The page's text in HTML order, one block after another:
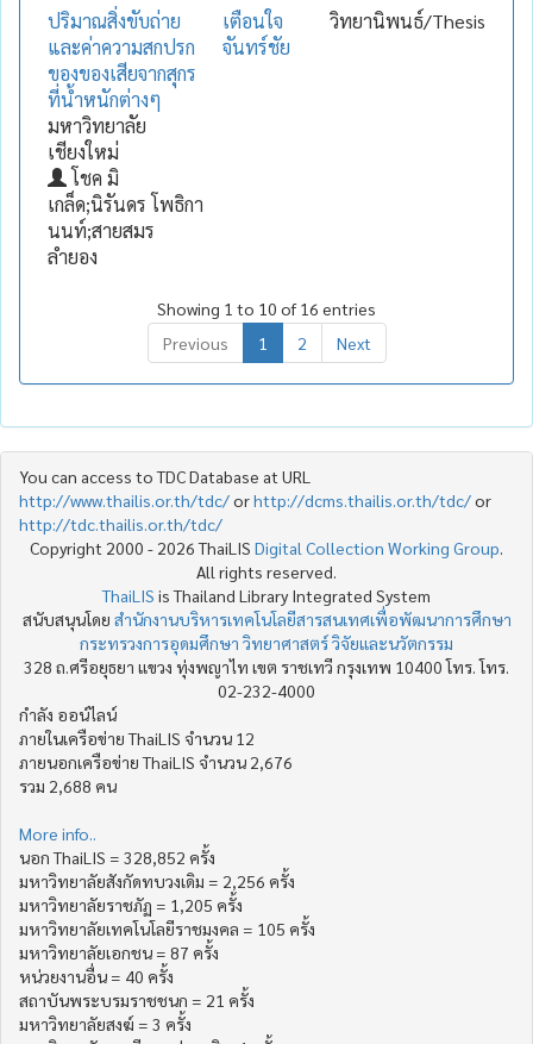
ปริมาณสิ่งขับถ่าย
และค่าความสกปรก
ของของเสียจากสุกร
ที่น้ำหนักต่างๆ
มหาวิทยาลัย
เชียงใหม่
โชค มิ
เกล็ด;นิรันดร โพธิกา
นนท์;สายสมร
ลำยอง
เตือนใจ
จันทร์ชัย
วิทยานิพนธ์/Thesis
Showing 1 to 10 of 16 entries
Previous
1 2 Next
You can access to TDC Database at URL
http://www.thailis.or.th/tdc/orhttp://dcms.thailis.or.th/tdc/or
http://tdc.thailis.or.th/tdc/
Copyright 2000 - 2026 ThaiLIS Digital Collection Working Group
All rights reserved.
ThaiLIS is Thailand Library Integrated System
สนับสนุนโดย สำนักงานบริหารเทคโนโลยีสารสนเทศเพื่อพัฒนาการศึกษา
กระทรวงการอุดมศึกษา วิทยาศาสตร์ วิจัยและนวัตกรรม
328 ถ.ศรีอยุธยา แขวง ทุ่งพญาไท เขต ราชเทวี กรุงเทพ 10400 โทร. โทร.
02-232-4000
กำลัง ออน์ไลน์
ภายในเครือข่าย ThaiLIS จำนวน 12
ภายนอกเครือข่าย ThaiLIS จำนวน 2,676
รวม 2,688 คน
More info..
นอก ThaiLIS = 328,852 ครั้ง
มหาวิทยาลัยสังกัดทบวงเดิม = 2,256 ครั้ง
มหาวิทยาลัยราชภัฏ = 1,205 ครั้ง
มหาวิทยาลัยเทคโนโลยีราชมงคล = 105 ครั้ง
มหาวิทยาลัยเอกชน = 87 ครั้ง
หน่วยงานอื่น = 40 ครั้ง
สถาบันพระบรมราชชนก = 21 ครั้ง
มหาวิทยาลัยสงฆ์ = 3 ครั้ง